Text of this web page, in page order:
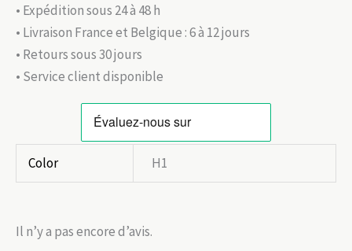
• Expédition sous 24 à 48 h
• Livraison France et Belgique : 6 à 12 jours
• Retours sous 30 jours
• Service client disponible
Color H1
Il n’y a pas encore d’avis.